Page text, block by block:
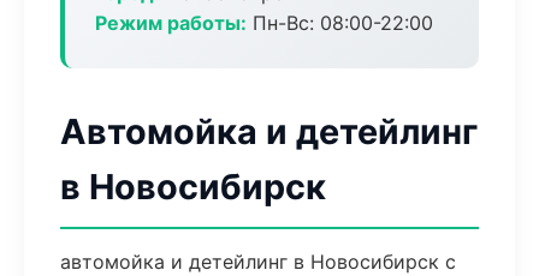
Режим работы: Пн-Вс: 08:00-22:00
Автомойка и детейлинг
в Новосибирск
автомойка и детейлинг в Новосибирск с